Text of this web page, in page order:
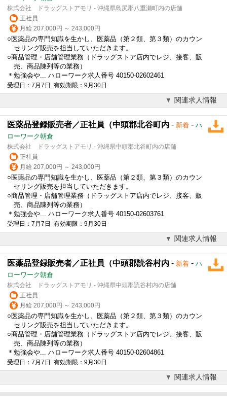
株式会社 ドラッグストアモリ - 沖縄県島尻郡八重瀬町内の店舗
正社員
月給 207,000円 ～ 243,000円
○医薬品の専門知識を生かし、医薬品（第２類、第３類）のカウン
セリング販売を担当していただきます。
○商品管理・店舗管理業務（ドラッグストア店内でレジ、接客、販
売、商品陳列等の業務）
＊勉強会や... ハローワーク求人番号 40150-02602461
受理日：7月7日 有効期限：9月30日
関連求人情報
医薬品登録販売者／正社員（中頭郡北谷町内 - 新着 - ハ
ローワーク朝倉
株式会社 ドラッグストアモリ - 沖縄県中頭郡北谷町内の店舗
正社員
月給 207,000円 ～ 243,000円
○医薬品の専門知識を生かし、医薬品（第２類、第３類）のカウン
セリング販売を担当していただきます。
○商品管理・店舗管理業務（ドラッグストア店内でレジ、接客、販
売、商品陳列等の業務）
＊勉強会や... ハローワーク求人番号 40150-02603761
受理日：7月7日 有効期限：9月30日
関連求人情報
医薬品登録販売者／正社員（中頭郡読谷村内 - 新着 - ハ
ローワーク朝倉
株式会社 ドラッグストアモリ - 沖縄県中頭郡読谷村内の店舗
正社員
月給 207,000円 ～ 243,000円
○医薬品の専門知識を生かし、医薬品（第２類、第３類）のカウン
セリング販売を担当していただきます。
○商品管理・店舗管理業務（ドラッグストア店内でレジ、接客、販
売、商品陳列等の業務）
＊勉強会や... ハローワーク求人番号 40150-02604861
受理日：7月7日 有効期限：9月30日
関連求人情報